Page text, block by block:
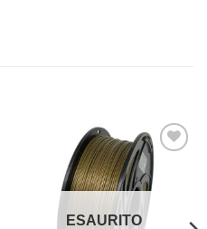
Aggiungi
alla lista
desideri
ESAURITO